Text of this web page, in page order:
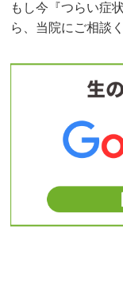
もし今『つらい症
ら、当院にご相談